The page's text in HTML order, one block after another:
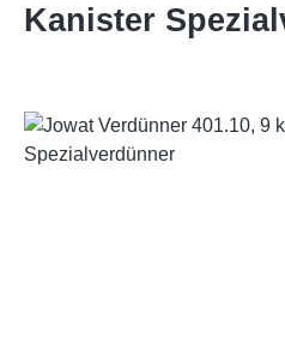
Kanister
Bildergalerie überspringen